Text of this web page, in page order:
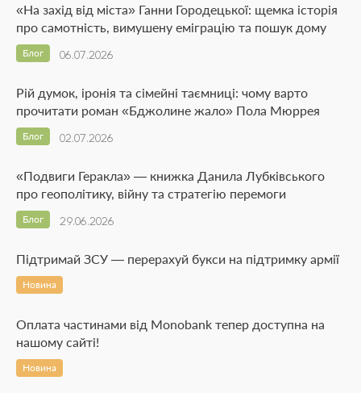
«На захід від міста» Ганни Городецької: щемка історія
про самотність, вимушену еміграцію та пошук дому
06.07.2026
Блог
Рій думок, іронія та сімейні таємниці: чому варто
прочитати роман «Бджолине жало» Пола Мюррея
02.07.2026
Блог
«Подвиги Геракла» — книжка Данила Лубківського
про геополітику, війну та стратегію перемоги
29.06.2026
Блог
Підтримай ЗСУ — перерахуй букси на підтримку армії
Новина
Оплата частинами від Monobank тепер доступна на
нашому сайті!
Новина